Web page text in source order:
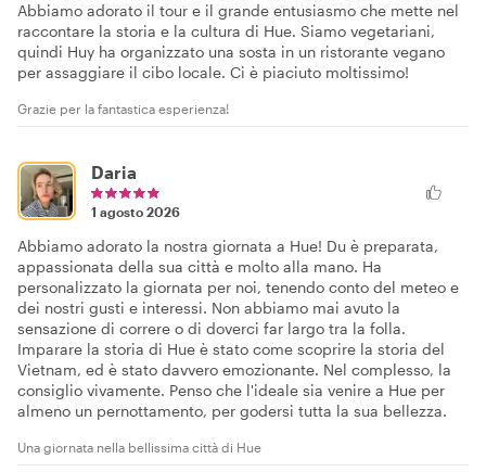
Abbiamo adorato il tour e il grande entusiasmo che mette nel
raccontare la storia e la cultura di Hue. Siamo vegetariani,
quindi Huy ha organizzato una sosta in un ristorante vegano
per assaggiare il cibo locale. Ci è piaciuto moltissimo!
Grazie per la fantastica esperienza!
Daria
1 agosto 2026
Abbiamo adorato la nostra giornata a Hue! Du è preparata,
appassionata della sua città e molto alla mano. Ha
personalizzato la giornata per noi, tenendo conto del meteo e
dei nostri gusti e interessi. Non abbiamo mai avuto la
sensazione di correre o di doverci far largo tra la folla.
Imparare la storia di Hue è stato come scoprire la storia del
Vietnam, ed è stato davvero emozionante. Nel complesso, la
consiglio vivamente. Penso che l'ideale sia venire a Hue per
almeno un pernottamento, per godersi tutta la sua bellezza.
Una giornata nella bellissima città di Hue